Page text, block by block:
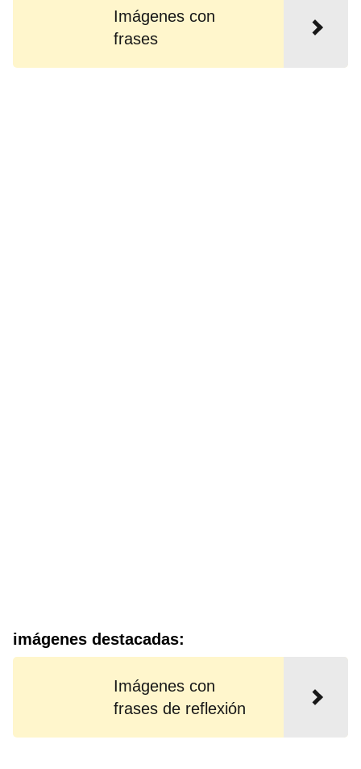
Imágenes con
frases
imágenes destacadas:
Imágenes con
frases de reflexión